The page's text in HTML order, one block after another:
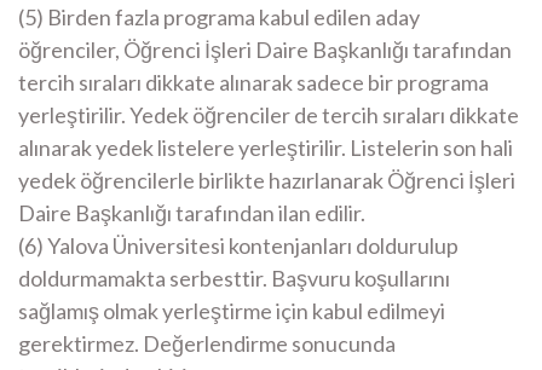
(5) Birden fazla programa kabul edilen aday
öğrenciler, Öğrenci İşleri Daire Başkanlığı tarafından
tercih sıraları dikkate alınarak sadece bir programa
yerleştirilir. Yedek öğrenciler de tercih sıraları dikkate
alınarak yedek listelere yerleştirilir. Listelerin son hali
yedek öğrencilerle birlikte hazırlanarak Öğrenci İşleri
Daire Başkanlığı tarafından ilan edilir.
(6) Yalova Üniversitesi kontenjanları doldurulup
doldurmamakta serbesttir. Başvuru koşullarını
sağlamış olmak yerleştirme için kabul edilmeyi
gerektirmez. Değerlendirme sonucunda